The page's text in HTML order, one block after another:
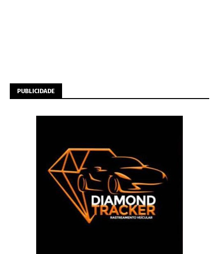
PUBLICIDADE